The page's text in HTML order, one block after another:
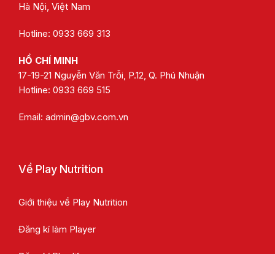
Hà Nội, Việt Nam
Hotline: 0933 669 313
HỒ CHÍ MINH
17-19-21 Nguyễn Văn Trỗi, P.12, Q. Phú Nhuận
Hotline: 0933 669 515
Email: admin@gbv.com.vn
Về Play Nutrition
Giới thiệu về Play Nutrition
Đăng kí làm Player